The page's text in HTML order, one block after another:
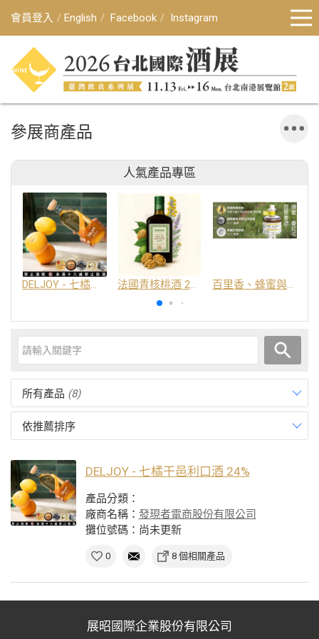
會員登入 English Facebook Instagram
參展商產品
人氣產品專區
DELJOY - 七橘干邑利口酒 24% 法國青核桃酒 25% 百里香、蜂蜜與番紅花酒
所有產品 (8)
依推薦排序
DELJOY - 七橘干邑利口酒 24%
產品分類：
廠商名稱： 發現者電商股份有限公司
攤位號碼：尚未更新
0 8 個相關產品
展昭國際企業股份有限公司